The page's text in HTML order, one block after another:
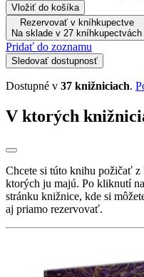
Vložiť do košíka
Rezervovať v kníhkupectve
Na sklade v 27 kníhkupectvách
Pridať do zoznamu
Sledovať dostupnosť
Dostupné v 37 knižniciach.
V ktorých
Chcete si túto knihu požičať
ktorých ju majú. Po kliknutí
stránku knižnice, kde si
aj priamo rezervovať.